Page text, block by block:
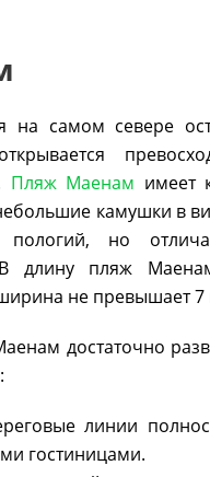
на самом севере
Пляж Маенам имеет
камушки в
но
длину пляж
не превышает 7
достаточно
линии
гостиницами.